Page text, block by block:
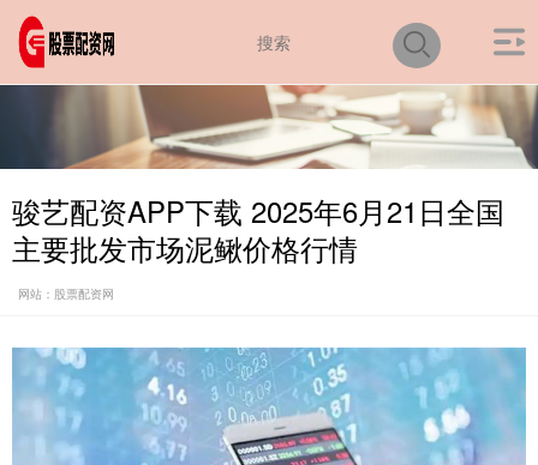
骏艺配资APP下载 2025年6月21日全国
主要批发市场泥鳅价格行情
网站：股票配资网